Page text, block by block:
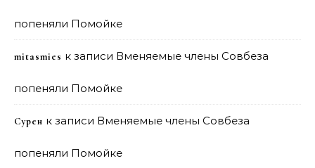
попеняли Помойке
mitasmies к записи Вменяемые члены Совбеза
попеняли Помойке
Сурен к записи Вменяемые члены Совбеза
попеняли Помойке